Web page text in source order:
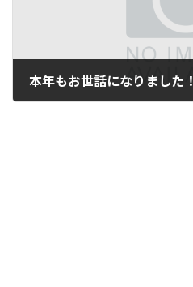
本年もお世話になりました！